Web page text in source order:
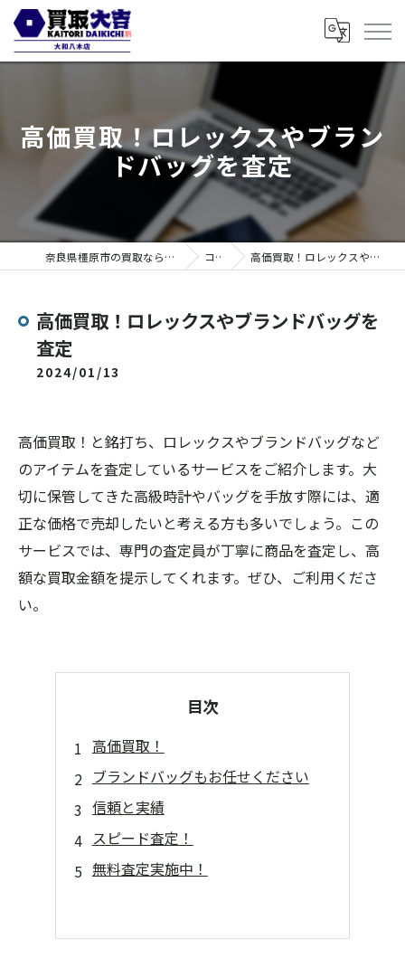
高価買取！ロレックスやブラン
ドバッグを査定
奈良県橿原市の買取なら買取大吉 大和八木店 コラム 高価買取！ロレックスやブランドバッグを査定
高価買取！ロレックスやブランドバッグを
査定
2024/01/13
高価買取！と銘打ち、ロレックスやブランドバッグなど
のアイテムを査定しているサービスをご紹介します。大
切に保管してきた高級時計やバッグを手放す際には、適
正な価格で売却したいと考える方も多いでしょう。この
サービスでは、専門の査定員が丁寧に商品を査定し、高
額な買取金額を提示してくれます。ぜひ、ご利用くださ
い。
目次
高価買取！
ブランドバッグもお任せください
信頼と実績
スピード査定！
無料査定実施中！